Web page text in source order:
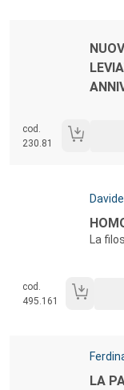
Autori:
cod.
230.81
Autori:
La
cod.
495.161
Autori:
LA